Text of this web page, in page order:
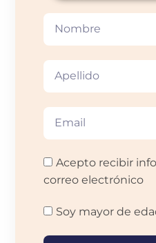
Acepto recibir
correo electrónico
Soy mayor de